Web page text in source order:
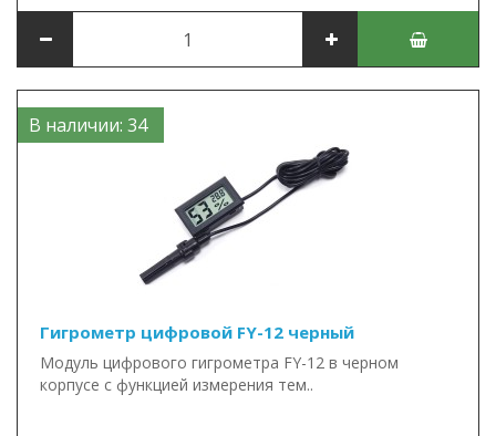
В наличии: 34
Гигрометр цифровой FY-12 черный
Модуль цифрового гигрометра FY-12 в черном
корпусе с функцией измерения тем..